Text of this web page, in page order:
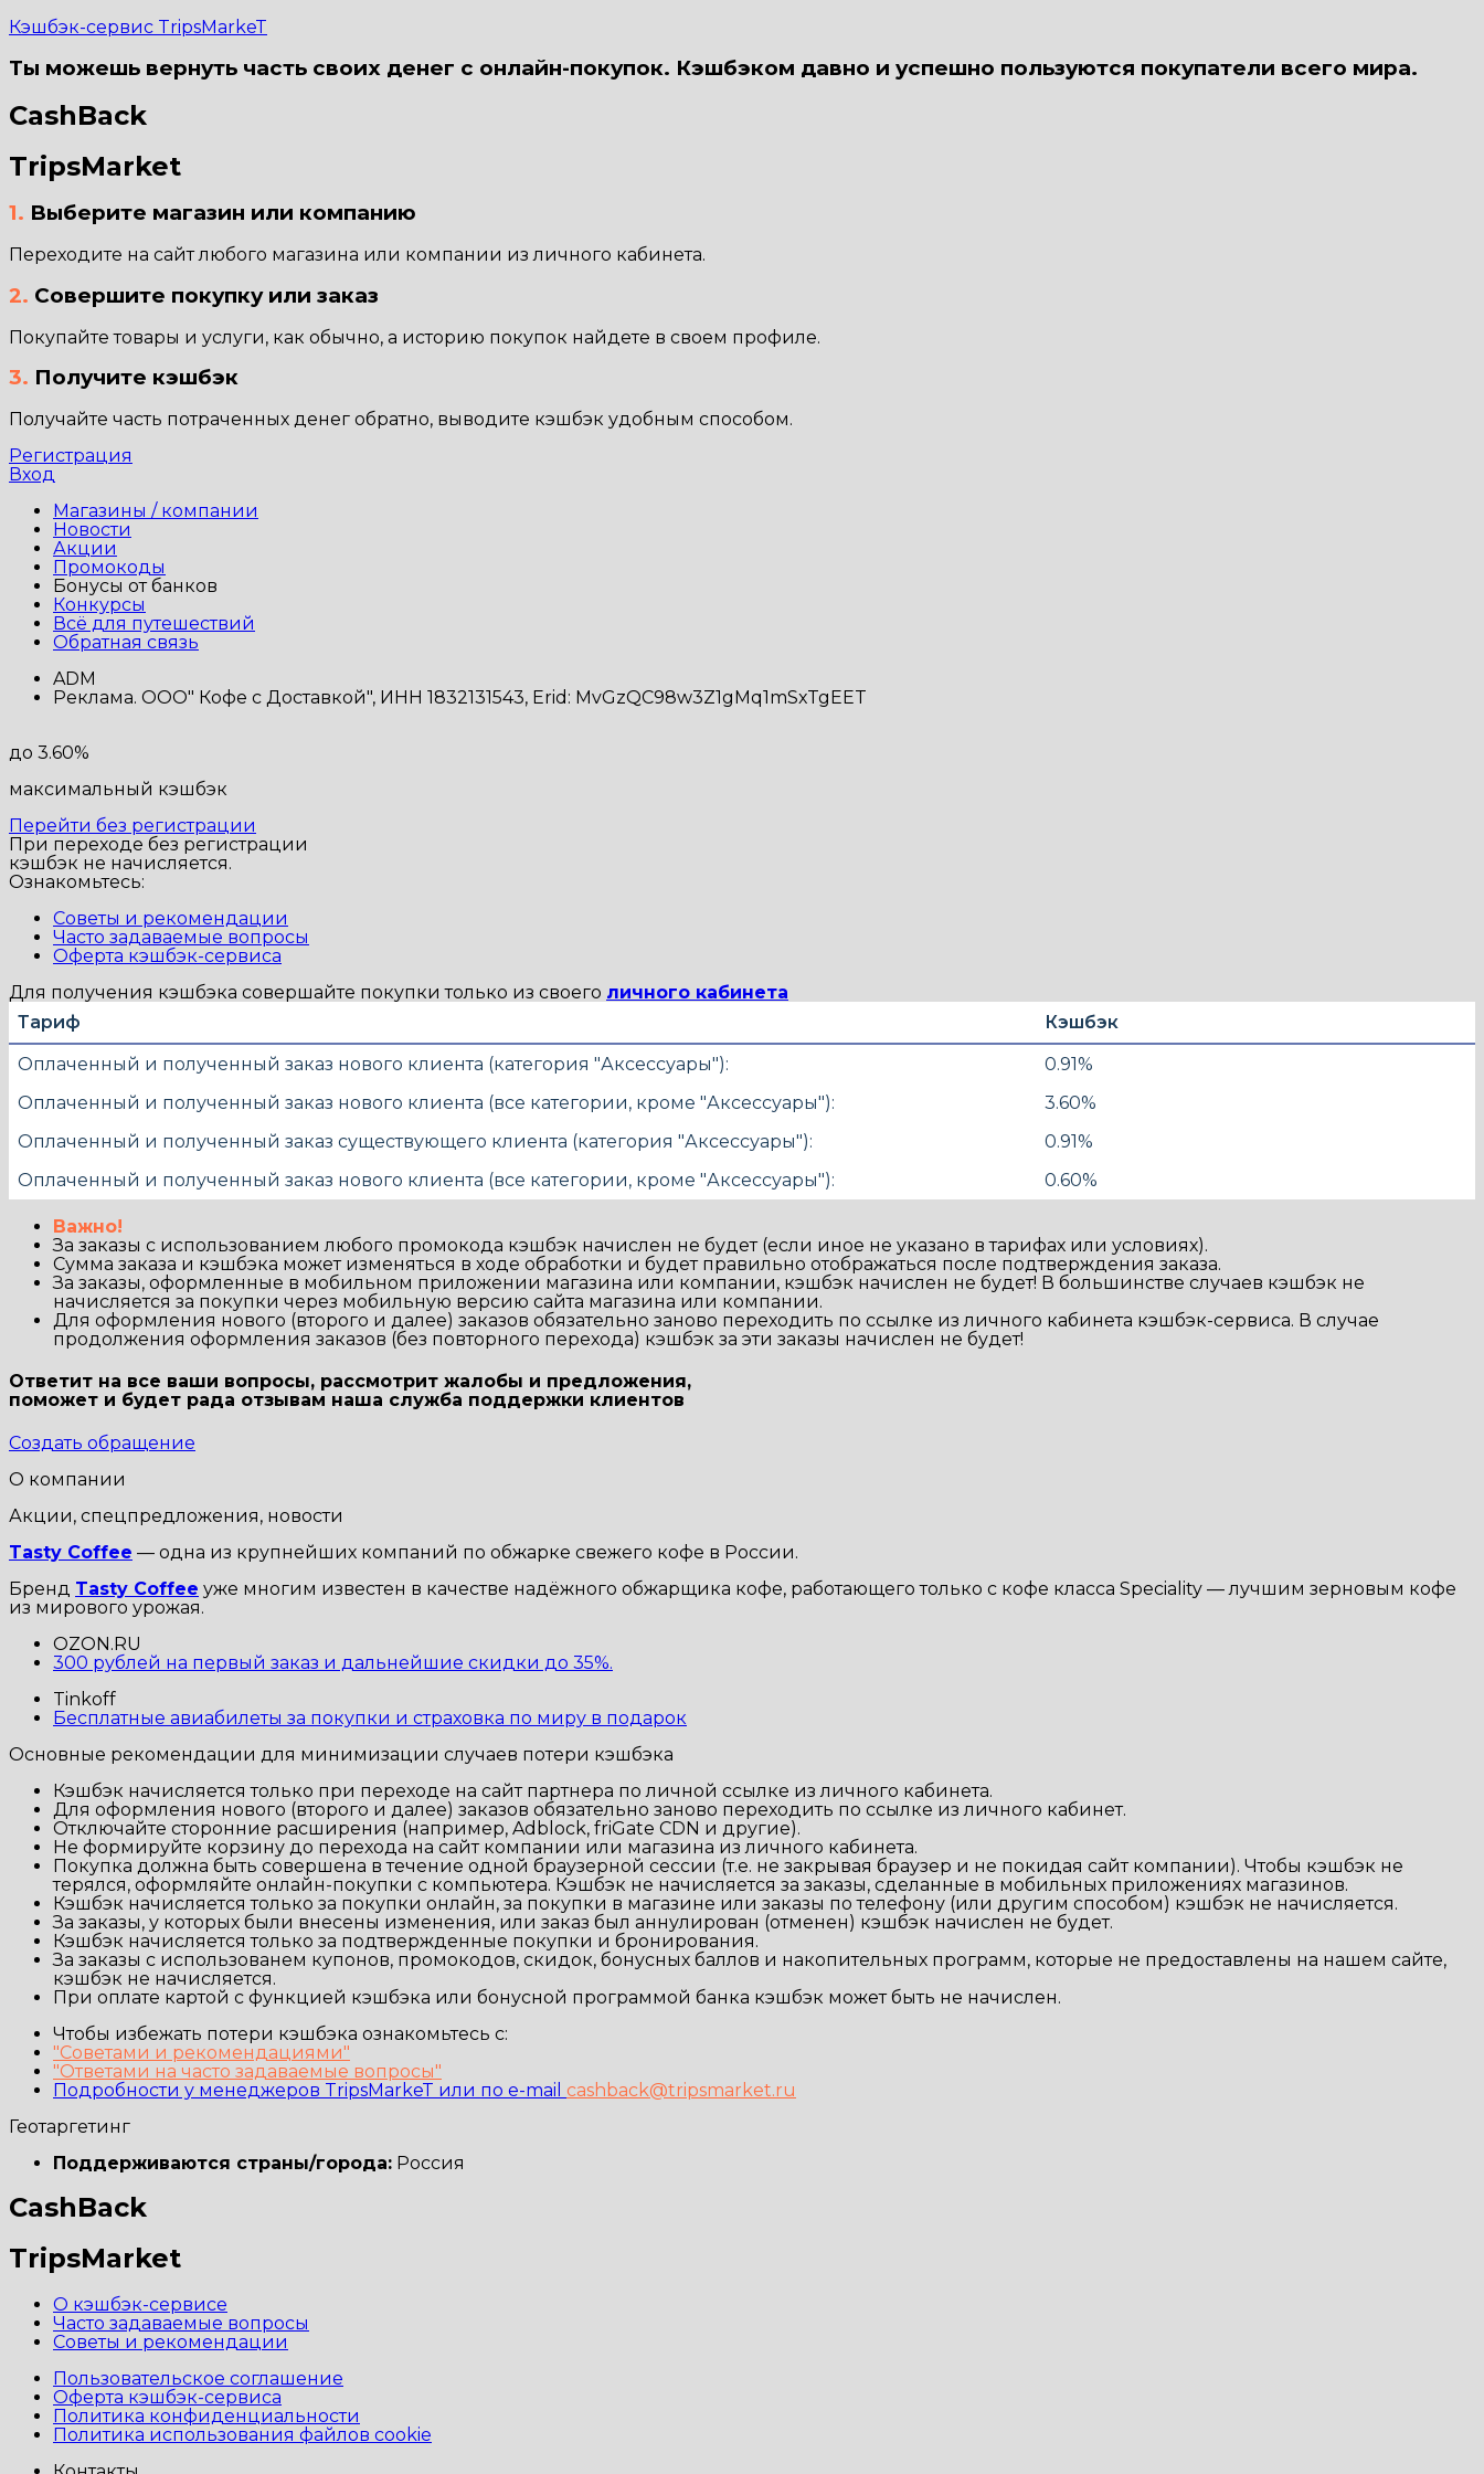
Кэшбэк-сервис TripsMarkeT
Ты можешь вернуть часть своих денег с онлайн-покупок. Кэшбэком давно и успешно пользуются покупатели всего мира.
CashBack
TripsMarket
1. Выберите магазин или компанию
Переходите на сайт любого магазина или компании из личного кабинета.
2. Совершите покупку или заказ
Покупайте товары и услуги, как обычно, а историю покупок найдете в своем профиле.
3. Получите кэшбэк
Получайте часть потраченных денег обратно, выводите кэшбэк удобным способом.
Регистрация
Вход
Магазины / компании
Новости
Акции
Промокоды
Бонусы от банков
Конкурсы
Всё для путешествий
Обратная связь
ADM
Реклама. ООО" Кофе с Доставкой", ИНН 1832131543, Erid: MvGzQC98w3Z1gMq1mSxTgEET
до 3.60%
максимальный кэшбэк
Перейти без регистрации
При переходе без регистрации
кэшбэк не начисляется.
Ознакомьтесь:
Советы и рекомендации
Часто задаваемые вопросы
Оферта кэшбэк-сервиса
Для получения кэшбэка совершайте покупки только из своего личного кабинета
Тариф
Кэшбэк
Оплаченный и полученный заказ нового клиента (категория "Аксессуары"):
0.91%
Оплаченный и полученный заказ нового клиента (все категории, кроме "Аксессуары"):
3.60%
Оплаченный и полученный заказ существующего клиента (категория "Аксессуары"):
0.91%
Оплаченный и полученный заказ нового клиента (все категории, кроме "Аксессуары"):
0.60%
Важно!
За заказы с использованием любого промокода кэшбэк начислен не будет (если иное не указано в тарифах или условиях).
Сумма заказа и кэшбэка может изменяться в ходе обработки и будет правильно отображаться после подтверждения заказа.
За заказы, оформленные в мобильном приложении магазина или компании, кэшбэк начислен не будет! В большинстве случаев кэшбэк не
начисляется за покупки через мобильную версию сайта магазина или компании.
Для оформления нового (второго и далее) заказов обязательно заново переходить по ссылке из личного кабинета кэшбэк-сервиса. В случае
продолжения оформления заказов (без повторного перехода) кэшбэк за эти заказы начислен не будет!
Ответит на все ваши вопросы, рассмотрит жалобы и предложения,
поможет и будет рада отзывам наша служба поддержки клиентов
Создать обращение
О компании
Акции, спецпредложения, новости
Tasty Coffee — одна из крупнейших компаний по обжарке свежего кофе в России.
Бренд Tasty Coffee уже многим известен в качестве надёжного обжарщика кофе, работающего только с кофе класса Speciality — лучшим зерновым кофе
из мирового урожая.
OZON.RU
300 рублей на первый заказ и дальнейшие скидки до 35%.
Tinkoff
Бесплатные авиабилеты за покупки и страховка по миру в подарок
Основные рекомендации для минимизации случаев потери кэшбэка
Кэшбэк начисляется только при переходе на сайт партнера по личной ссылке из личного кабинета.
Для оформления нового (второго и далее) заказов обязательно заново переходить по ссылке из личного кабинет.
Отключайте сторонние расширения (например, Adblock, friGate CDN и другие).
Не формируйте корзину до перехода на сайт компании или магазина из личного кабинета.
Покупка должна быть совершена в течение одной браузерной сессии (т.е. не закрывая браузер и не покидая сайт компании). Чтобы кэшбэк не
терялся, оформляйте онлайн-покупки с компьютера. Кэшбэк не начисляется за заказы, сделанные в мобильных приложениях магазинов.
Кэшбэк начисляется только за покупки онлайн, за покупки в магазине или заказы по телефону (или другим способом) кэшбэк не начисляется.
За заказы, у которых были внесены изменения, или заказ был аннулирован (отменен) кэшбэк начислен не будет.
Кэшбэк начисляется только за подтвержденные покупки и бронирования.
За заказы с использованем купонов, промокодов, скидок, бонусных баллов и накопительных программ, которые не предоставлены на нашем сайте,
кэшбэк не начисляется.
При оплате картой с функцией кэшбэка или бонусной программой банка кэшбэк может быть не начислен.
Чтобы избежать потери кэшбэка ознакомьтесь с:
"Советами и рекомендациями"
"Ответами на часто задаваемые вопросы"
Подробности у менеджеров TripsMarkeT или по e-mail cashback@tripsmarket.ru
Геотаргетинг
Поддерживаются страны/города: Россия
CashBack
TripsMarket
О кэшбэк-сервисе
Часто задаваемые вопросы
Советы и рекомендации
Пользовательское соглашение
Оферта кэшбэк-сервиса
Политика конфиденциальности
Политика использования файлов cookie